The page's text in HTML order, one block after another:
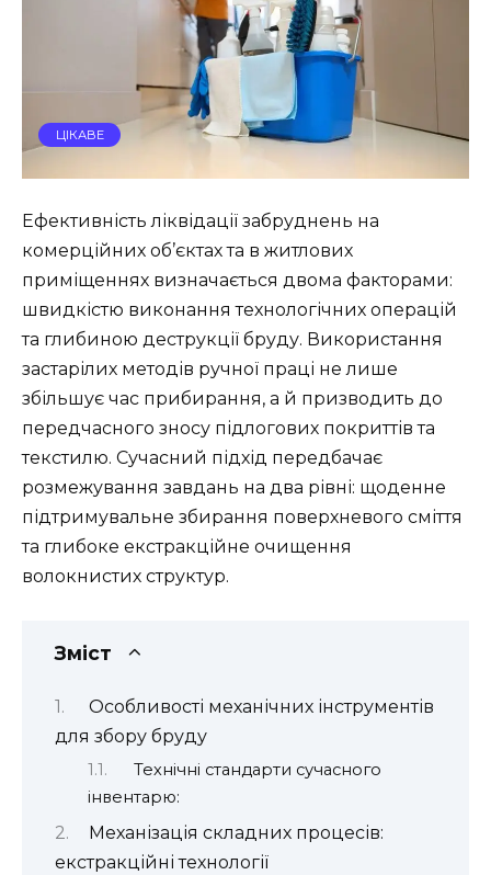
ЦІКАВЕ
Ефективність ліквідації забруднень на
комерційних об’єктах та в житлових
приміщеннях визначається двома факторами:
швидкістю виконання технологічних операцій
та глибиною деструкції бруду. Використання
застарілих методів ручної праці не лише
збільшує час прибирання, а й призводить до
передчасного зносу підлогових покриттів та
текстилю. Сучасний підхід передбачає
розмежування завдань на два рівні: щоденне
підтримувальне збирання поверхневого сміття
та глибоке екстракційне очищення
волокнистих структур.
Зміст
Особливості механічних інструментів
для збору бруду
Технічні стандарти сучасного
інвентарю:
Механізація складних процесів:
екстракційні технології